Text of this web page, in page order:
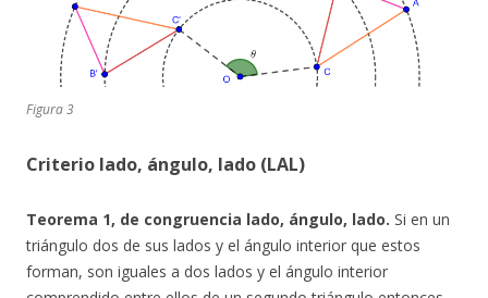
Figura 3
Criterio lado, ángulo, lado (LAL)
Teorema 1, de congruencia lado, ángulo, lado. Si en un
triángulo dos de sus lados y el ángulo interior que estos
forman, son iguales a dos lados y el ángulo interior